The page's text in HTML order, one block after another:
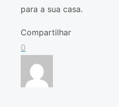
para a sua casa.
Compartilhar
0